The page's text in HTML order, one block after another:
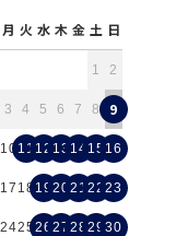
月 火 水 木 金 土 日
1 2
3 4 5 6 7 8 9
10 11 12 13 14 15 16
17 18 19 20 21 22 23
2425 26 27 28 29 30